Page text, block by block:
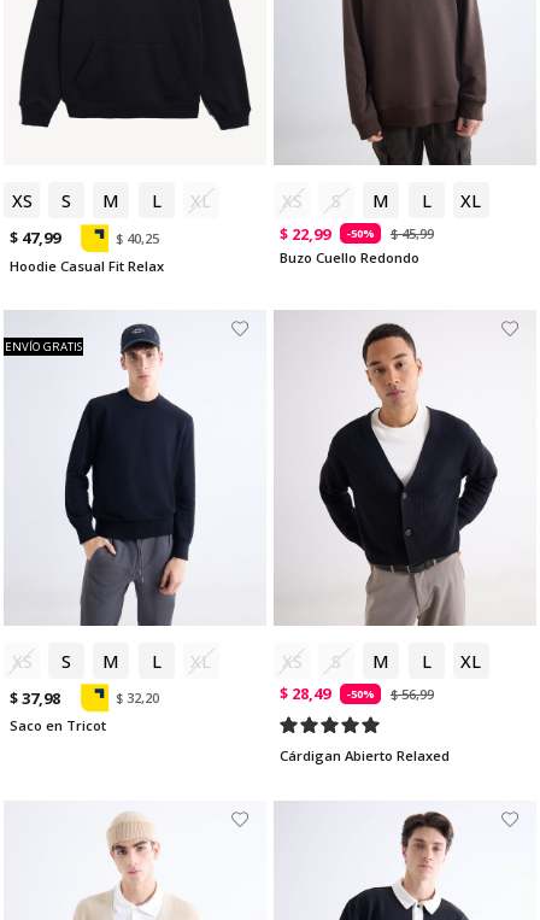
XS S M L XL
$ 47,99
$ 40,25
Hoodie Casual Fit Relax
XS S M L XL
$ 22,99 -50%
$ 45,99
Buzo Cuello Redondo
XS S M L XL
ENVÍO GRATIS
$ 37,98
$ 32,20
Saco en Tricot
XS S M L XL
$ 28,49 -50% $ 56,99
Cárdigan Abierto Relaxed